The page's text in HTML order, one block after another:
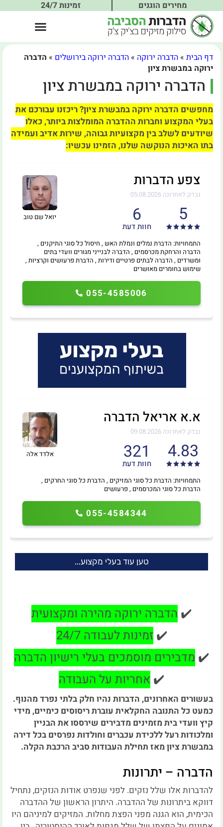
מחירים הוגנים זמינות 24/7
דף הבית »הדברה ירוקה »הדברה ירוקה בירושלים » הדברה
ירוקה במבשרת ציון
הדברה ירוקה במבשרת ציון
מחפשים הדברה ירוקה במבשרת ציון? ריכזנו עבורכם את
בעלי המקצוע וחברות ההדברה המומלצות ביותר, כאלו
שיודעים לשלב בין מקצועיות גבוהה, שירות אדיב ועמידה
בתו האיכות הנוקשה שלנו, הזמינו עכשיו:
יואל שם טוב
צפע הדברות
נבדק לאחרונה 05.08.2026
5
6
חוות דעת
055-4585006
התמחויות: הדברת נמלים ונמלת האש , חיסול כל סוגי התיקנים ,
הדברה והרחקת מכרסמים , הדברה לבנייני מגורים וועדי בתים
ומשרדים , הדברה לבתים פרטיים ודירות , הדברת פרעושים וקרציות ,
שימוש בחומרים מאושרים
אלדד אלה
א.א אריאל הדברה
נבדק לאחרונה 09.08.2026
4.83
321
חוות דעת
055-4584344
התמחויות: הדברת כל סוגי המזיקים , הדברת כל סוגי החרקים ,
הדברת כל סוגי המכרסמים , פרעושים
טען עוד בעלי מקצוע...
✔️ הדברה ירוקה מהירה ומקצועית
✔️זמינות לעבודה 24/7
✔️ מדבירים מוסמכים בעלי רישיון הדברה
✔️ אחריות על העבודה
בעשורים האחרונים, הדברות נהיו חלק בלתי נפרד מהנוף.
כמעט כל התנובה החקלאית עוברת ריסוסים כימיים, מידי
קיץ וועדי בית מזמינים מדבירים שירססו את הבניין
ומלכודות רעל ללכידת עכברים וחולדות נפרסים בכל דירה
במבשרת ציון מאז תחילת העבודות סביב הרכבת הקלה.
הדברה – יתרונות
להדברות אלו שלל נזקים. לפני שנפרט אודות הנזקים, נתחיל
דווקא ביתרונות של ההדברה. היתרון הראשון של ההדברה
הכימית, הוא הגנה מפני הפצת מחלות. המזיקים למיניהם היו